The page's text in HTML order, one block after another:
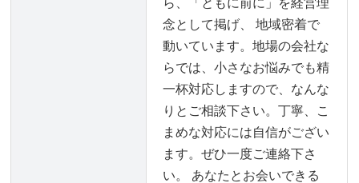
念として掲げ、 地域密着で
動いています。地場の会社な
らでは、小さなお悩みでも精
一杯対応しますので、なんな
りとご相談下さい。丁寧、こ
まめな対応には自信がござい
ます。ぜひ一度ご連絡下さ
い。 あなたとお会いできる